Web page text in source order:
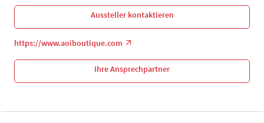
Aussteller kontaktieren
https://www.aoiboutique.com
Ihre Ansprechpartner